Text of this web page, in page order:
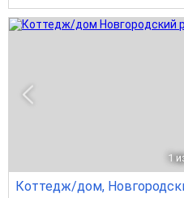
1
Коттедж/дом,